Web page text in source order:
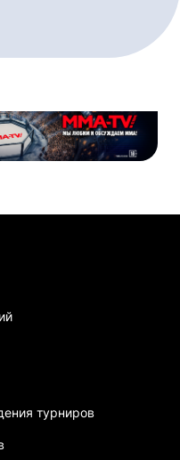
турниров